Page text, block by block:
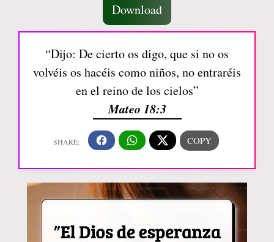
Download
“Dijo: De cierto os digo, que si no os
volvéis os hacéis como niños, no entraréis
en el reino de los cielos”
Mateo 18:3